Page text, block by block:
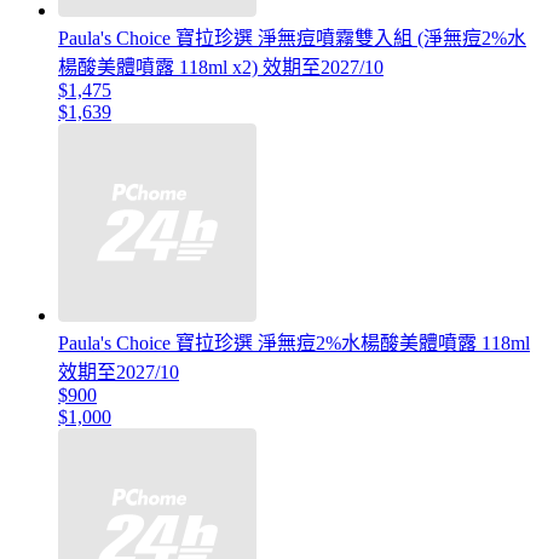
Paula's Choice 寶拉珍選 淨無痘噴霧雙入組 (淨無痘2%水
楊酸美體噴露 118ml x2) 效期至2027/10
$1,475
$1,639
Paula's Choice 寶拉珍選 淨無痘2%水楊酸美體噴露 118ml
效期至2027/10
$900
$1,000